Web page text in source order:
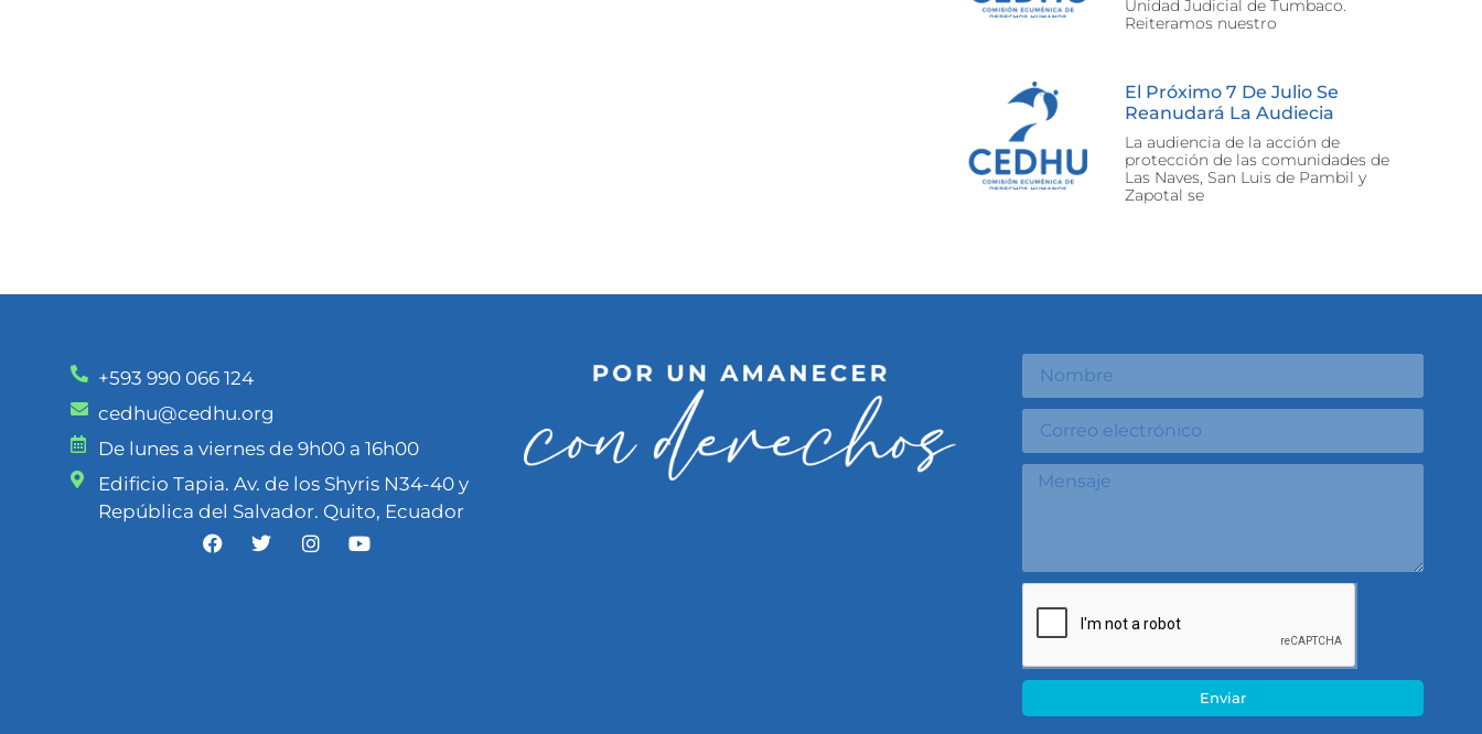
Unidad Judicial de Tumbaco.
Reiteramos nuestro
El Próximo 7 De Julio Se
Reanudará La Audiecia
La audiencia de la acción de
protección de las comunidades de
Las Naves, San Luis de Pambil y
Zapotal se
+593 990 066 124
cedhu@cedhu.org
De lunes a viernes de 9h00 a 16h00
Edificio Tapia. Av. de los Shyris N34-40 y
República del Salvador. Quito, Ecuador
Enviar